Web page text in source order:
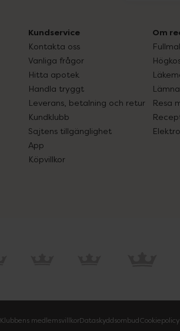
Kundservice
Kontakta oss
Vanliga frågor
Hitta apotek
Handla tryggt
Leverans, betalning och retur
Kundklubb
Sajtens tillgänglighet
App
Köpvillkor
Om
Resa
Klubbens medlemsvillkorDataskyddsombudCookiepolicy